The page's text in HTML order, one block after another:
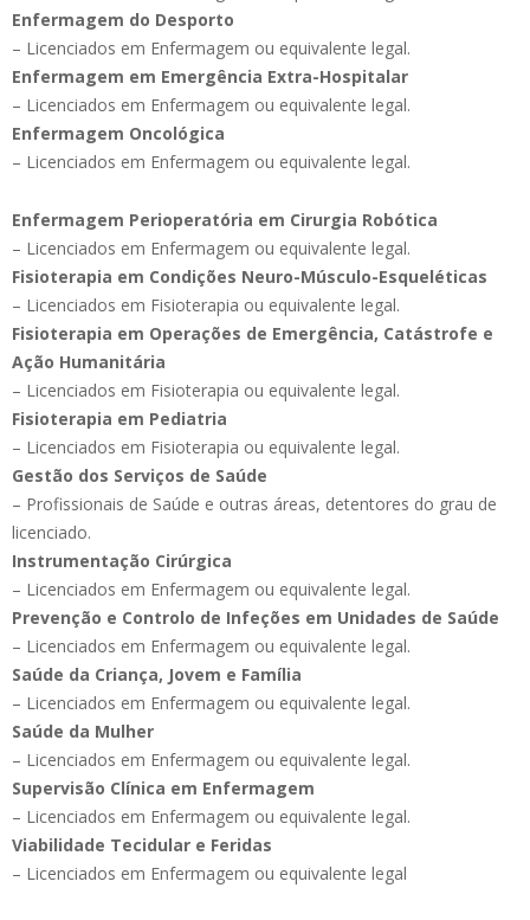
Enfermagem do Desporto
– Licenciados em Enfermagem ou equivalente legal.
Enfermagem em Emergência Extra-Hospitalar
– Licenciados em Enfermagem ou equivalente legal.
Enfermagem Oncológica
– Licenciados em Enfermagem ou equivalente legal.
Enfermagem Perioperatória em Cirurgia Robótica
– Licenciados em Enfermagem ou equivalente legal.
Fisioterapia em Condições Neuro-Músculo-Esqueléticas
– Licenciados em Fisioterapia ou equivalente legal.
Fisioterapia em Operações de Emergência, Catástrofe e
Ação Humanitária
– Licenciados em Fisioterapia ou equivalente legal.
Fisioterapia em Pediatria
– Licenciados em Fisioterapia ou equivalente legal.
Gestão dos Serviços de Saúde
– Profissionais de Saúde e outras áreas, detentores do grau de
licenciado.
Instrumentação Cirúrgica
– Licenciados em Enfermagem ou equivalente legal.
Prevenção e Controlo de Infeções em Unidades de Saúde
– Licenciados em Enfermagem ou equivalente legal.
Saúde da Criança, Jovem e Família
– Licenciados em Enfermagem ou equivalente legal.
Saúde da Mulher
– Licenciados em Enfermagem ou equivalente legal.
Supervisão Clínica em Enfermagem
– Licenciados em Enfermagem ou equivalente legal.
Viabilidade Tecidular e Feridas
– Licenciados em Enfermagem ou equivalente legal